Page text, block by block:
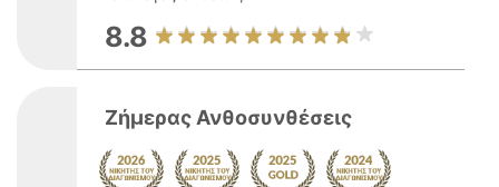
8.8
Ζήμερας Ανθοσυνθέσεις